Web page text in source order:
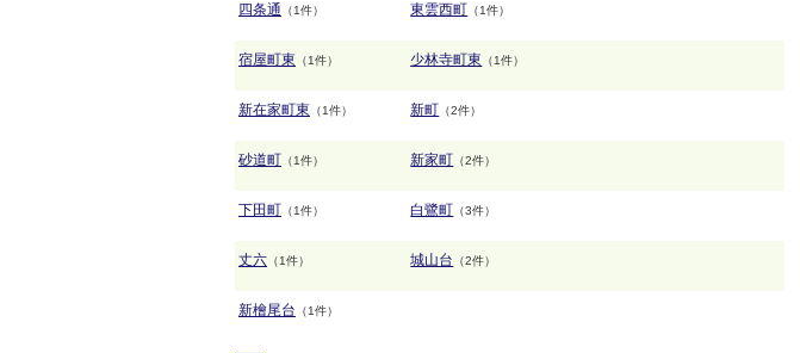
四条通 （1件） 東雲西町 （1件）
宿屋町東 （1件） 少林寺町東 （1件）
新在家町東 （1件） 新町 （2件）
砂道町 （1件） 新家町 （2件）
下田町 （1件） 白鷺町 （3件）
丈六 （1件） 城山台 （2件）
新檜尾台 （1件）